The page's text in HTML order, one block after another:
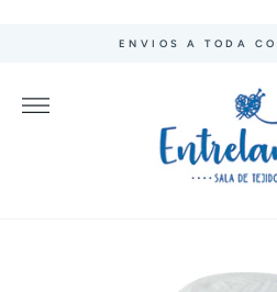
ENVIOS A TODA
Más